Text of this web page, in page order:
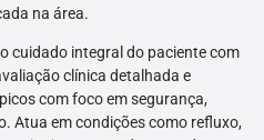
na área.
cuidado integral do paciente com
clínica detalhada e
com foco em segurança,
Atua em condições como refluxo,